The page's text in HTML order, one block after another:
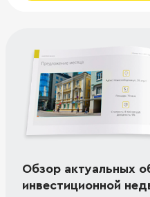
Обзор актуальных
инвестиционной